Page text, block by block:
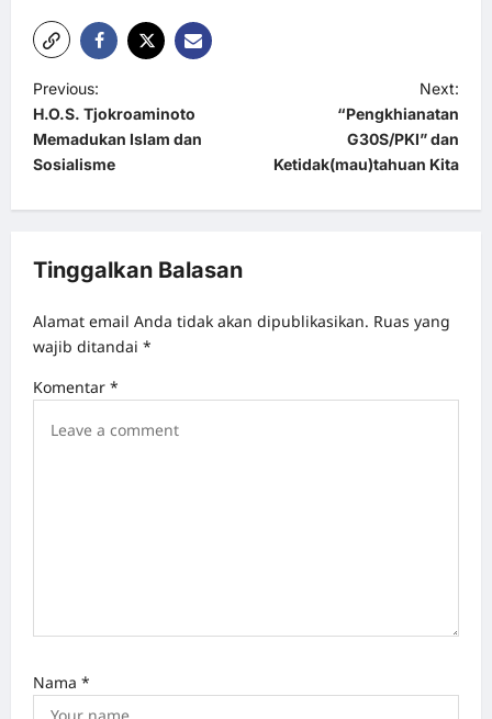
P
o
s
a
i
a
Previous:
H.O.S. Tjokroaminoto
Memadukan Islam dan
Sosialisme
Next:
“Pengkhianatan
G30S/PKI” dan
Ketidak(mau)tahuan Kita
Tinggalkan Balasan
Alamat email Anda tidak akan dipublikasikan. Ruas yang
wajib ditandai *
Komentar *
Nama *